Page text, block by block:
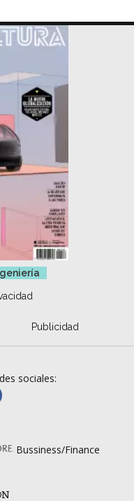
Publicidad
sociales:
Bussiness/Finance